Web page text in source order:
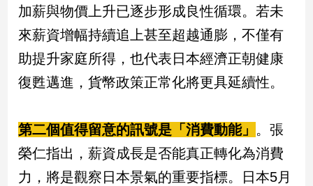
南
台
灣
觀
點
台
灣
觀
點
加薪與物價上升已逐步形成良性循環。若未
來薪資增幅持續追上甚至超越通膨，不僅有
助提升家庭所得，也代表日本經濟正朝健康
復甦邁進，貨幣政策正常化將更具延續性。
第二個值得留意的訊號是「消費動能」 。張
榮仁指出，薪資成長是否能真正轉化為消費
力，將是觀察日本景氣的重要指標。日本5月